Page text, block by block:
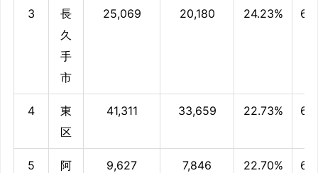
3
長
久
手
市
25,069 20,180 24.23%
4
東
区
41,311 33,659 22.73%
5
阿
9,627 7,846 22.70%